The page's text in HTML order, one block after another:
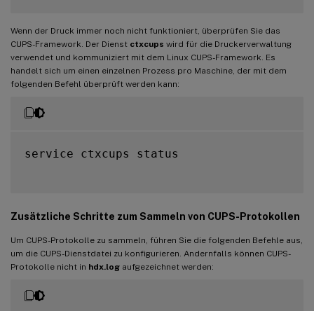
Wenn der Druck immer noch nicht funktioniert, überprüfen Sie das
CUPS-Framework. Der Dienst ctxcups wird für die Druckerverwaltung
verwendet und kommuniziert mit dem Linux CUPS-Framework. Es
handelt sich um einen einzelnen Prozess pro Maschine, der mit dem
folgenden Befehl überprüft werden kann:
service ctxcups status
Zusätzliche Schritte zum Sammeln von CUPS-Protokollen
Um CUPS-Protokolle zu sammeln, führen Sie die folgenden Befehle aus,
um die CUPS-Dienstdatei zu konfigurieren. Andernfalls können CUPS-
Protokolle nicht in hdx.log aufgezeichnet werden: